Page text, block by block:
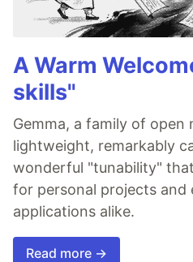
A Warm
skills"
Gemma, a family of open
lightweight, remarkably
wonderful "tunability"
for personal projects and
applications alike.
Read more →